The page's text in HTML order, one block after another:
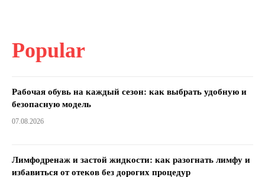
Popular
Рабочая обувь на каждый сезон: как выбрать удобную и
безопасную модель
07.08.2026
Лимфодренаж и застой жидкости: как разогнать лимфу и
избавиться от отеков без дорогих процедур